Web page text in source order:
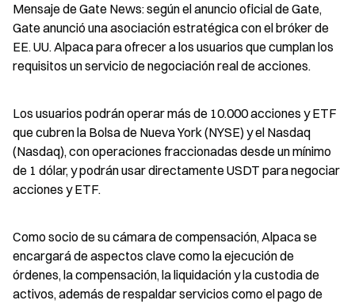
Mensaje de Gate News: según el anuncio oficial de Gate,
Gate anunció una asociación estratégica con el bróker de
EE. UU. Alpaca para ofrecer a los usuarios que cumplan los
requisitos un servicio de negociación real de acciones.
Los usuarios podrán operar más de 10.000 acciones y ETF
que cubren la Bolsa de Nueva York (NYSE) y el Nasdaq
(Nasdaq), con operaciones fraccionadas desde un mínimo
de 1 dólar, y podrán usar directamente USDT para negociar
acciones y ETF.
Como socio de su cámara de compensación, Alpaca se
encargará de aspectos clave como la ejecución de
órdenes, la compensación, la liquidación y la custodia de
activos, además de respaldar servicios como el pago de